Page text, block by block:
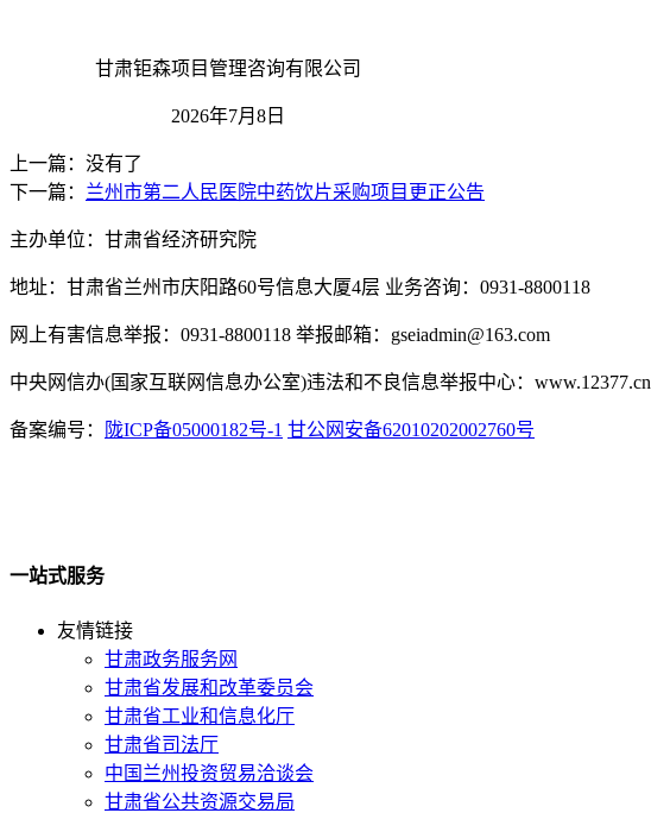
甘肃钜森项目管理咨询有限公司
2026年7月 8 日
上一篇：没有了
下一篇： 兰州市第二人民医院中药饮片采购项目更正公告
主办单位：甘肃省经济研究院
地址：甘肃省兰州市庆阳路60号信息大厦4层 业务咨询：0931-8800118
网上有害信息举报：0931-8800118 举报邮箱：gseiadmin@163.com
中央网信办(国家互联网信息办公室)违法和不良信息举报中心：www.12377.cn
备案编号： 陇ICP备05000182号-1 甘公网安备62010202002760号
一站式服务
友情链接
甘肃政务服务网
甘肃省发展和改革委员会
甘肃省工业和信息化厅
甘肃省司法厅
中国兰州投资贸易洽谈会
甘肃省公共资源交易局